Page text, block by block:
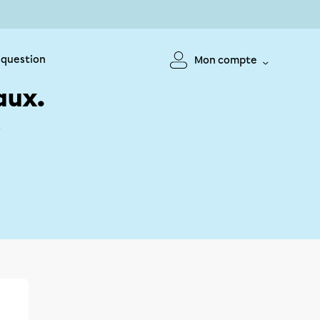
Mon compte